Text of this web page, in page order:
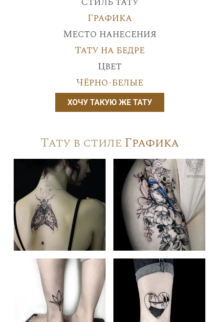
Графика
Место нанесения
Тату на бедре
Цвет
Чёрно-белые
ХОЧУ ТАКУЮ ЖЕ ТАТУ
Тату в стиле Графика